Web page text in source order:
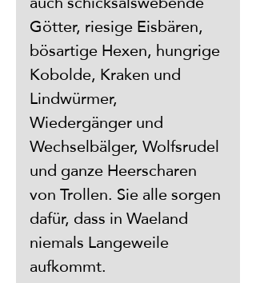
Götter, riesige Eisbären,
bösartige Hexen, hungrige
Kobolde, Kraken und
Lindwürmer,
Wiedergänger und
Wechselbälger, Wolfsrudel
und ganze Heerscharen
von Trollen. Sie alle sorgen
dafür, dass in Waeland
niemals Langeweile
aufkommt.